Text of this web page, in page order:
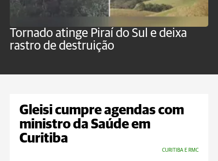
Tornado atinge Piraí do Sul e deixa
rastro de destruição
Gleisi cumpre agendas com
ministro da Saúde em
Curitiba
CURITIBA E RMC